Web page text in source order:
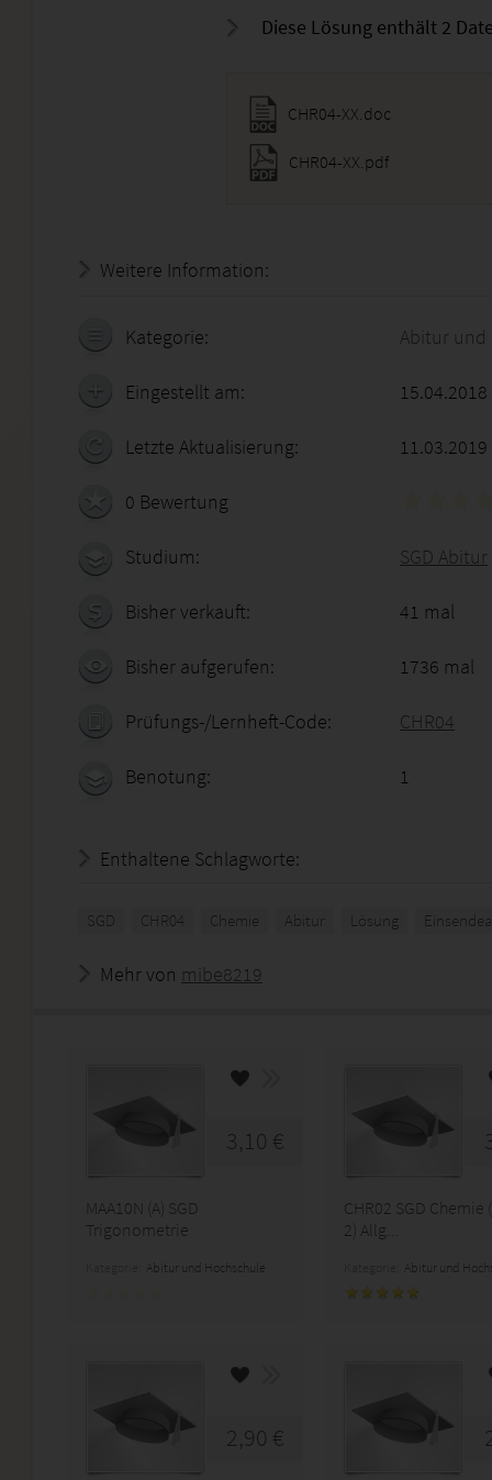
Diese Lösung enthält 2
CHR04-XX.doc
CHR04-XX.pdf
Weitere Information:
Kategorie: Abitur und
Eingestellt am:
Letzte Aktualisierung: 11.03.2019
0 Bewertung
Studium: SGD Abitur
Bisher verkauft: 41 mal
Bisher aufgerufen: 1736 mal
Prüfungs-/Lernheft-Code: CHR04
Benotung: 1
Enthaltene Schlagworte:
SGD CHR04 Chemie Abitur Lösung
Mehr von mibe8219
3,10 €
MAA10N (A) SGD
Trigonometrie
Abitur und Hochschule
CHR02 SGD Chemie
2) Allg...
Abitur und
2,90 €